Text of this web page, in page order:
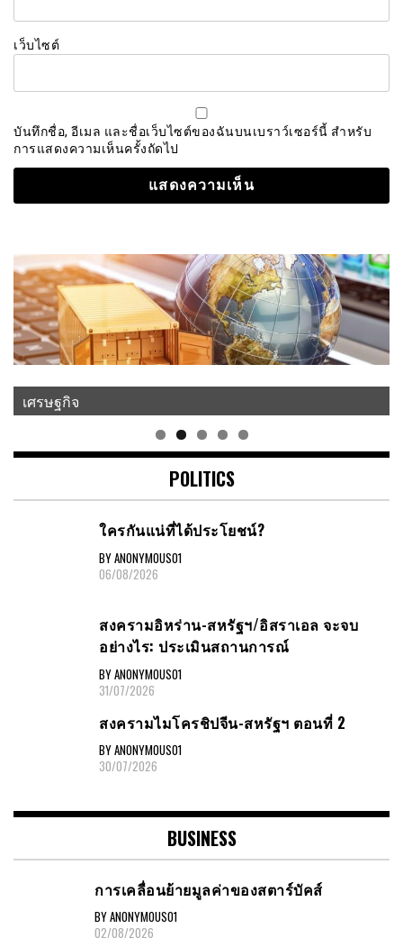
เว็บไซต์
บันทึกชื่อ, อีเมล และชื่อเว็บไซต์ของฉันบนเบราว์เซอร์นี้ สำหรับ
การแสดงความเห็นครั้งถัดไป
ธุรกิจ
POLITICS
ใครกันแน่ที่ได้ประโยชน์?
BY ANONYMOUS01
06/08/2026
สงครามอิหร่าน-สหรัฐฯ/อิสราเอล จะจบ
อย่างไร: ประเมินสถานการณ์
BY ANONYMOUS01
31/07/2026
สงครามไมโครชิปจีน-สหรัฐฯ ตอนที่ 2
BY ANONYMOUS01
30/07/2026
BUSINESS
การเคลื่อนย้ายมูลค่าของสตาร์บัคส์
BY ANONYMOUS01
02/08/2026